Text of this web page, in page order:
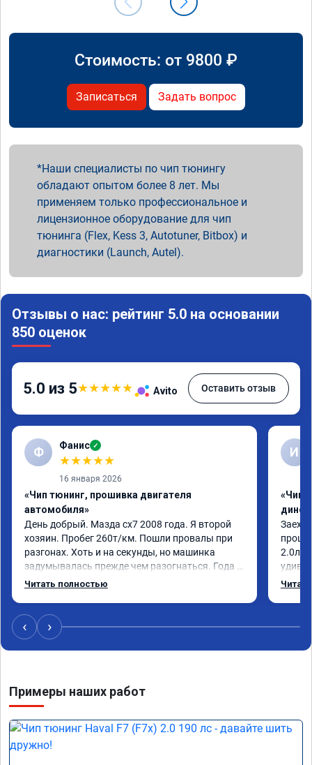
Стоимость: от 9800 ₽
Записаться Задать вопрос
Наши специалисты по чип тюнингу
обладают опытом более 8 лет. Мы
применяем только профессиональное и
лицензионное оборудование для чип
тюнинга (Flex, Kess 3, Autotuner, Bitbox) и
диагностики (Launch, Autel).
Отзывы о нас: рейтинг 5.0 на основании
850 оценок
5.0 из 5★★★★★ Avito Оставить отзыв
Ф Фанис ✓
★★★★★
16 января 2026
«Чип тюнинг, прошивка двигателя
автомобиля»
День добрый. Мазда сх7 2008 года. Я второй
хозяин. Пробег 260т/км. Пошли провалы при
разгонах. Хоть и на секунды, но машинка
задумывалась прежде чем разогнаться. Года 4
назад удалял катализаторы без
сделать перепрошивку. Увидел в авито ваше
объявление и решил обратиться к вам за
помощью. Ребята приветливые, сразу взяли в
от заявленной. Но результатом я доволен.
Машинка не едет, а летит прям. Парням
благодарность!!!!
Читать полностью
И
«Чип
2.0л.
стала
‹ ›
Примеры наших работ